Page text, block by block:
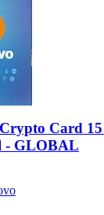
Card
- GLOBAL